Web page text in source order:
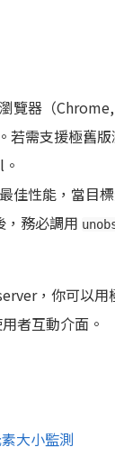
覽器（
若需支援極舊
佳性能，當目
，務必調用
，你可以用
者互動介面。
大小監測